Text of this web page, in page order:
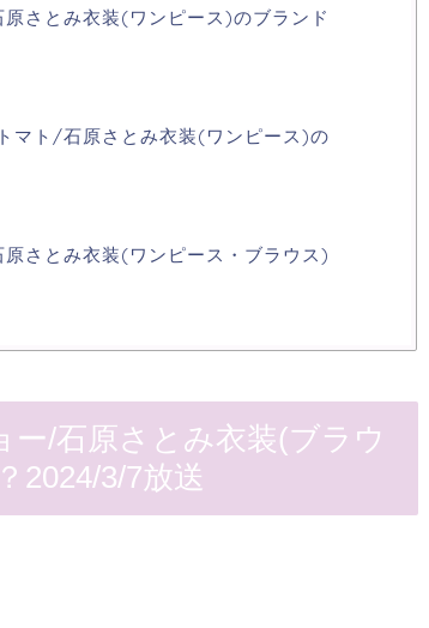
さとみ衣装(ワンピース)のブランド
マト/石原さとみ衣装(ワンピース)の
さとみ衣装(ワンピース・ブラウス)
/石原さとみ衣装(ブラウ
2024/3/7放送